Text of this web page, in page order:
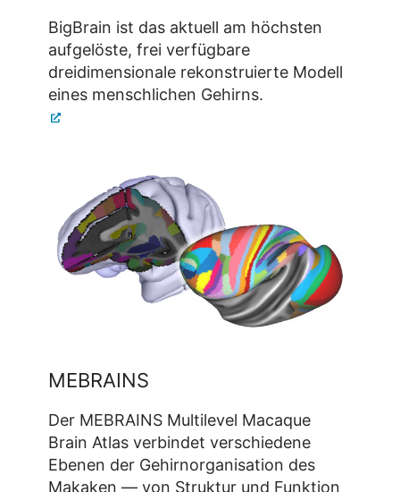
BigBrain ist das aktuell am höchsten
aufgelöste, frei verfügbare
dreidimensionale rekonstruierte Modell
eines menschlichen Gehirns.
MEBRAINS
Der MEBRAINS Multilevel Macaque
Brain Atlas verbindet verschiedene
Ebenen der Gehirnorganisation des
Makaken — von Struktur und Funktion